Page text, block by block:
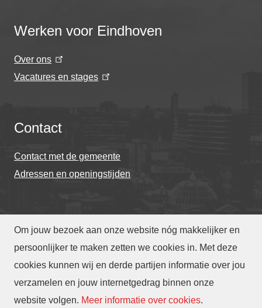
Om jouw bezoek aan onze website nóg makkelijker en
persoonlijker te maken zetten we cookies in. Met deze
cookies kunnen wij en derde partijen informatie over jou
verzamelen en jouw internetgedrag binnen onze
website volgen. Meer informatie over cookies.
Werken voor Eindhoven
Over ons
Vacatures en stages
Contact
Contact met de gemeente
Adressen en openingstijden
© Gemeente Eindhoven 2026
Translate